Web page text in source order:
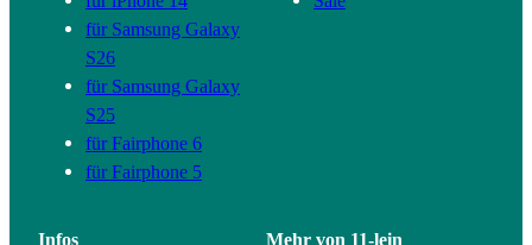
für Samsung Galaxy
S26
für Samsung Galaxy
S25
für Fairphone 6
für Fairphone 5
Infos Mehr von 11-lein